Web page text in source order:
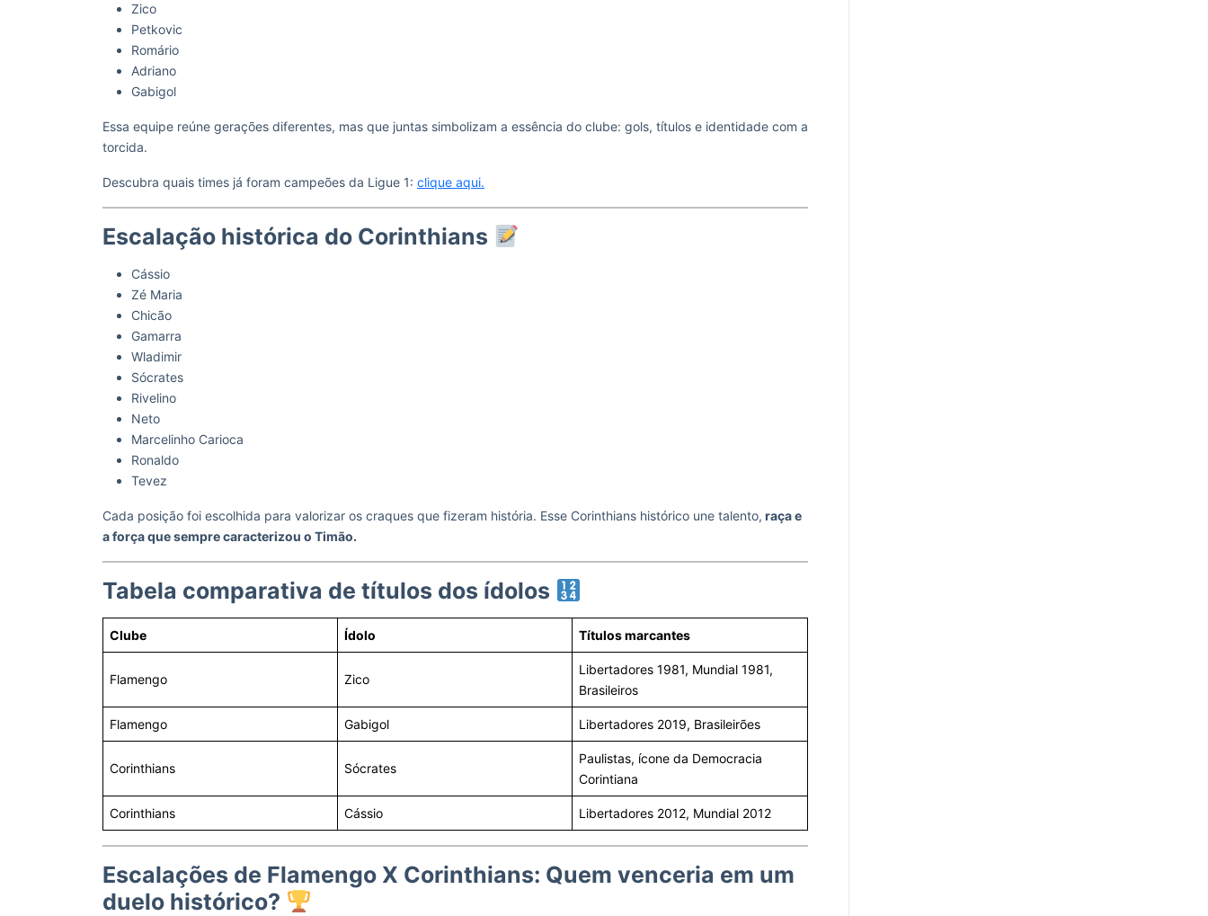
Zico
Petkovic
Romário
Adriano
Gabigol
Essa equipe reúne gerações diferentes, mas que juntas simbolizam a essência do clube: gols, títulos e identidade com a
torcida.
Descubra quais times já foram campeões da Ligue 1: clique aqui.
Escalação histórica do Corinthians
Cássio
Zé Maria
Chicão
Gamarra
Wladimir
Sócrates
Rivelino
Neto
Marcelinho Carioca
Ronaldo
Tevez
Cada posição foi escolhida para valorizar os craques que fizeram história. Esse Corinthians histórico une talento, raça e
a força que sempre caracterizou o Timão.
Tabela comparativa de títulos dos ídolos
Clube Ídolo Títulos marcantes
Flamengo Zico
Libertadores 1981, Mundial 1981,
Brasileiros
Flamengo Gabigol Libertadores 2019, Brasileirões
Corinthians Sócrates
Paulistas, ícone da Democracia
Corintiana
Corinthians Cássio Libertadores 2012, Mundial 2012
Escalações de Flamengo X Corinthians: Quem venceria em um
duelo histórico?